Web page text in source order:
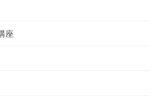
座